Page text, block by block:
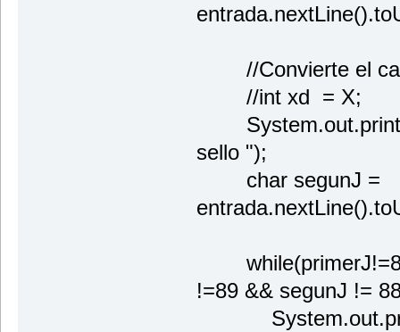
//Convierte el
//int xd = X;
sello ");
char segunJ =
while(primerJ!=88
!=89 && segunJ !=